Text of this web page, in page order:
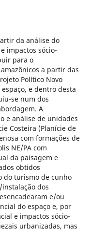
da análise do
impactos sócio-
para o
a partir das
Político Novo
e dentro desta
se num dos
A
e análise de unidades
Costeira (Planície de
com formações de
NE/PA com
da paisagem e
obtidos
do turismo de cunho
dos
e/ou
do espaço e, por
e impactos sócio-
urbanizadas, mas